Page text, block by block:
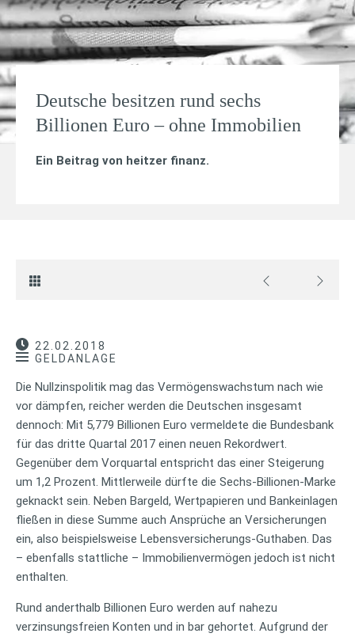
Deutsche besitzen rund sechs
Billionen Euro – ohne Immobilien
Ein Beitrag von heitzer finanz.
22.02.2018
GELDANLAGE
Die Nullzinspolitik mag das Vermögenswachstum nach wie
vor dämpfen, reicher werden die Deutschen insgesamt
dennoch: Mit 5,779 Billionen Euro vermeldete die Bundesbank
für das dritte Quartal 2017 einen neuen Rekordwert.
Gegenüber dem Vorquartal entspricht das einer Steigerung
um 1,2 Prozent. Mittlerweile dürfte die Sechs-Billionen-Marke
geknackt sein. Neben Bargeld, Wertpapieren und Bankeinlagen
fließen in diese Summe auch Ansprüche an Versicherungen
ein, also beispielsweise Lebensversicherungs-Guthaben. Das
– ebenfalls stattliche – Immobilienvermögen jedoch ist nicht
enthalten.
Rund anderthalb Billionen Euro werden auf nahezu
verzinsungsfreien Konten und in bar gehortet. Aufgrund der